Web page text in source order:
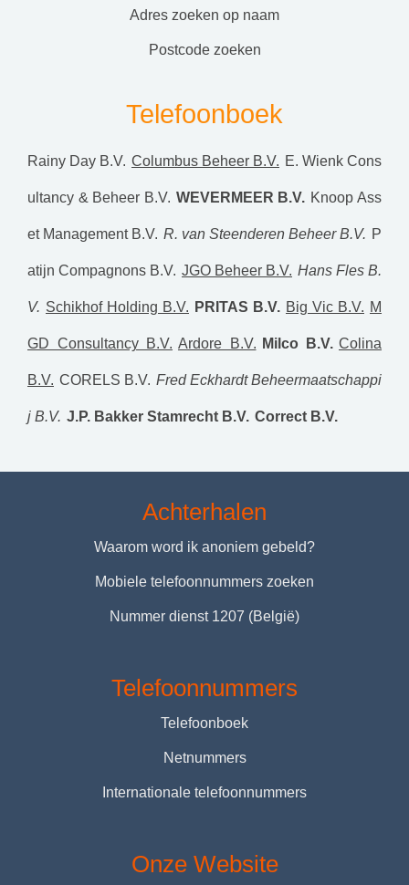
adres zoeken op naam
postcode zoeken
Telefoonboek
Rainy Day B.V. Columbus Beheer B.V. E. Wienk Cons
ultancy & Beheer B.V. WEVERMEER B.V. Knoop Ass
et Management B.V. R. van Steenderen Beheer B.V. P
atijn Compagnons B.V. JGO Beheer B.V. Hans Fles B.
V. Schikhof Holding B.V. PRITAS B.V. Big Vic B.V. M
GD Consultancy B.V. Ardore B.V. Milco B.V. Colina
B.V. CORELS B.V. Fred Eckhardt Beheermaatschappi
j B.V. J.P. Bakker Stamrecht B.V. Correct B.V.
Achterhalen
Waarom word ik anoniem gebeld?
Mobiele telefoonnummers zoeken
Nummer dienst 1207 (België)
Telefoonnummers
Telefoonboek
Netnummers
Internationale telefoonnummers
Onze Website